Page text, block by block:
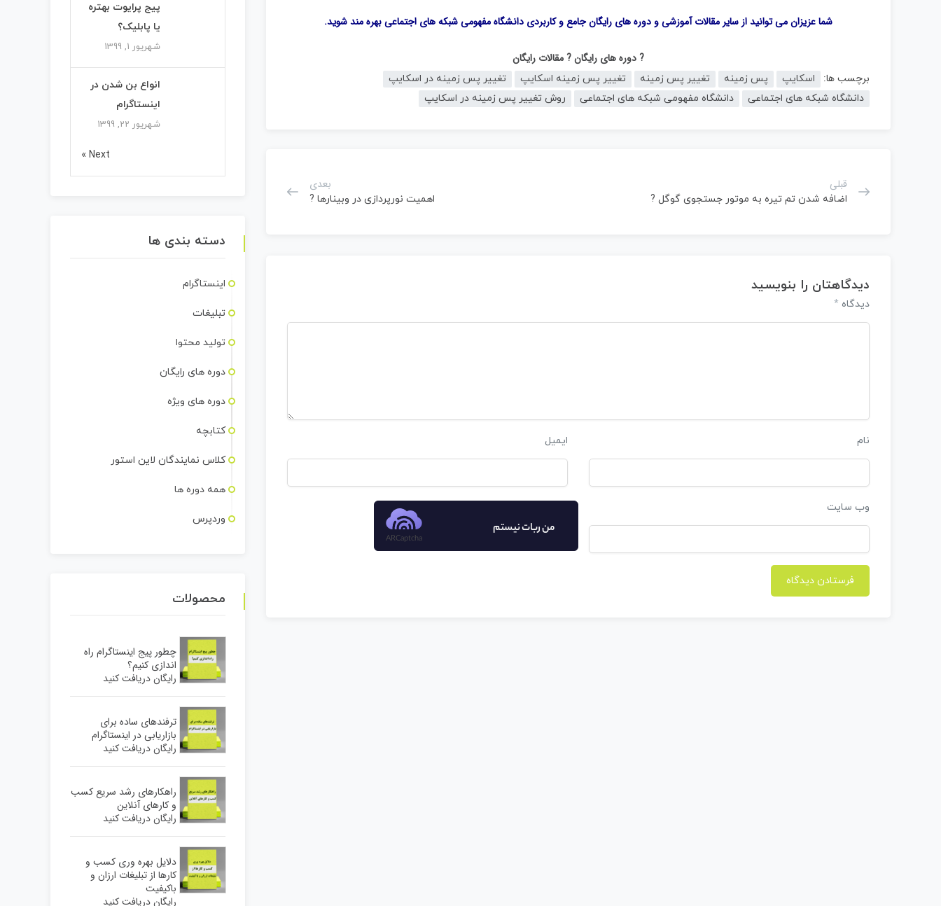
شما عزیزان می توانید از سایر مقالات آموزشی و دوره های رایگان جامع و کاربردیدانشگاه مفهومی شبکه های اجتماعیبهره مند شوید.
? دوره های رایگان? مقالات رایگان
برچسب ها:
اسکایپ پس زمینه تغییر پس زمینه تغییر پس زمینه اسکایپ
تغییر پس زمینه در اسکایپ
دانشگاه شبکه های اجتماعی
دانشگاه مفهومی شبکه های اجتماعی روش تغییر پس زمینه در اسکایپ
قبلی
اضافه شدن تم تیره به موتور جستجوی گوگل ?
بعدی
اهمیت نورپردازی در وبینارها ?
دیدگاهتان را بنویسید
دیدگاه *
نام ایمیل
وب‌ سایت
من ربات نیستم
ARCaptcha
پیج پرایوت بهتره
یا پابلیک؟
شهریور 1, 1399
انواع بن شدن در
اینستاگرام
شهریور 22, 1399
Next »
دسته بندی ها
اینستاگرام
تبلیغات
تولید محتوا
دوره های رایگان
دوره های ویژه
کتابچه
کلاس نمایندگان لاین استور
همه دوره ها
وردپرس
محصولات
چطور پیج اینستاگرام راه
اندازی کنیم؟
رایگان دریافت کنید
ترفندهای ساده برای
بازاریابی در اینستاگرام
رایگان دریافت کنید
راهکارهای رشد سریع کسب
و کارهای آنلاین
رایگان دریافت کنید
دلایل بهره وری کسب و
کارها از تبلیغات ارزان و
باکیفیت
رایگان دریافت کنید